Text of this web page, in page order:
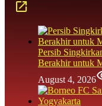
Persib
Berakhir untuk
August 4, 2026